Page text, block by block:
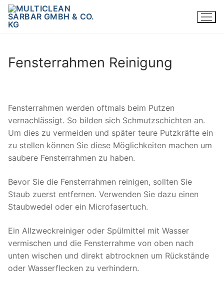
Zum
Inhalt
springen
Fensterrahmen Reinigung
Fensterrahmen werden oftmals beim Putzen
vernachlässigt. So bilden sich Schmutzschichten an.
Um dies zu vermeiden und später teure Putzkräfte ein
zu stellen können Sie diese Möglichkeiten machen um
saubere Fensterrahmen zu haben.
Bevor Sie die Fensterrahmen reinigen, sollten Sie
Staub zuerst entfernen. Verwenden Sie dazu einen
Staubwedel oder ein Microfasertuch.
Ein Allzweckreiniger oder Spülmittel mit Wasser
vermischen und die Fensterrahme von oben nach
unten wischen und direkt abtrocknen um Rückstände
oder Wasserflecken zu verhindern.